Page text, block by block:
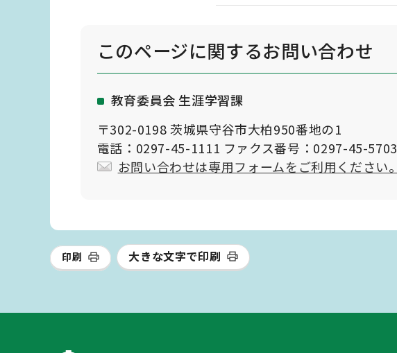
このページに関するお問い合わせ
教育委員会 生涯学習課
〒302-0198 茨城県守谷市大柏950番地の1
電話：0297-45-1111 ファクス番号：0297-45-5703
お問い合わせは専用フォームをご利用ください。
印刷 大きな文字で印刷